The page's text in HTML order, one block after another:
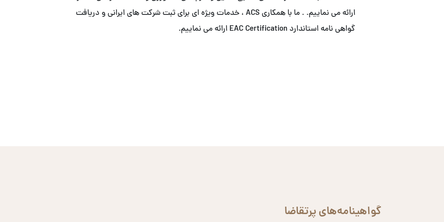
ارائه می نماییم. . ما با همکاری ACS ، خدمات ویژه ای برای ثبت شرکت های ایرانی و دریافت
گواهی نامه استاندارد EAC Certification ارائه می نماییم.
گواهینامه‌های پرتقاضا